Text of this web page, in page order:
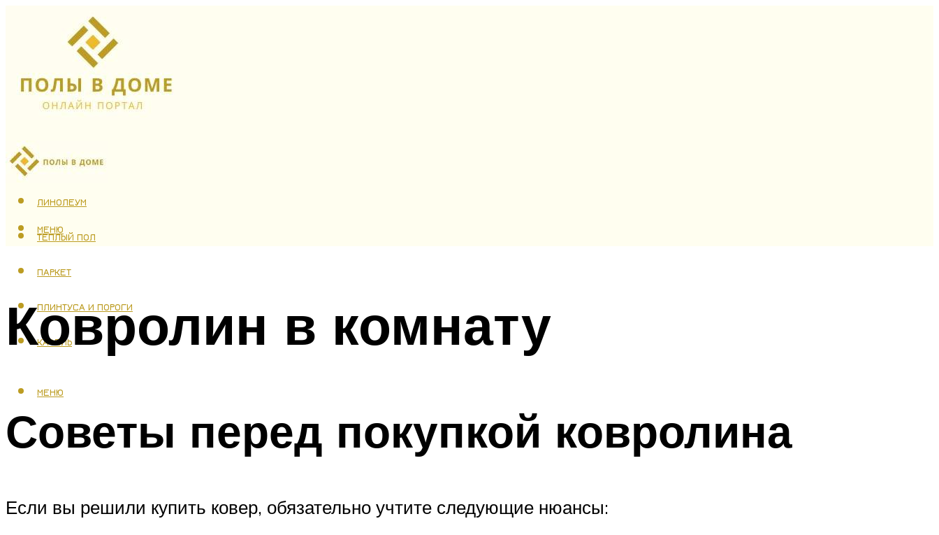
ЛАМИНАТ
ЛИНОЛЕУМ
ТЕПЛЫЙ ПОЛ
ПАРКЕТ
ПЛИНТУСА И ПОРОГИ
КАФЕЛЬ
МЕНЮ
МЕНЮ
Ковролин в комнату
Советы перед покупкой ковролина
Если вы решили купить ковер, обязательно учтите следующие нюансы: